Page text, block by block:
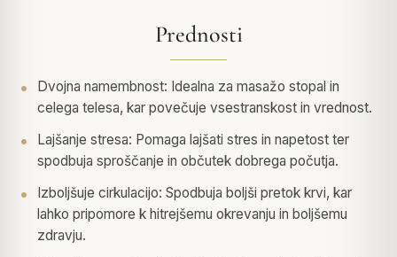
Prednosti
Dvojna namembnost: Idealna za masažo stopal in
celega telesa, kar povečuje vsestranskost in vrednost.
Lajšanje stresa: Pomaga lajšati stres in napetost ter
spodbuja sproščanje in občutek dobrega počutja.
Izboljšuje cirkulacijo: Spodbuja boljši pretok krvi, kar
lahko pripomore k hitrejšemu okrevanju in boljšemu
zdravju.